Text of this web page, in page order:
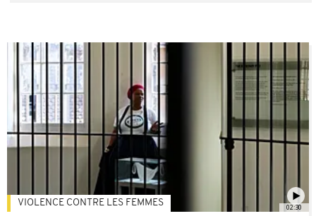
02:30
VIOLENCE CONTRE LES FEMMES